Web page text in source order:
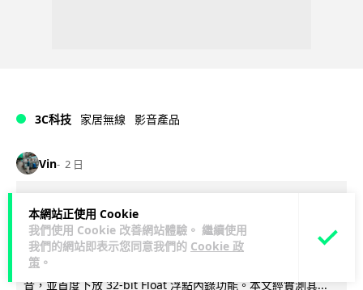
本網站正使用 Cookie
我們使用 Cookie 改善網站體驗。 繼續使用
我們的網站即表示您同意我們的 Cookie 政
策 。
3C科技 家居無線 影音產品
Vin 2 日
DJI Mic Mini 2s 實測 四發一收同步獨
立錄音 32-bit 防爆咪拍片必備
DJI 最新推出的 Mic Mini 2s 無線咪支援「四發一收」分軌錄
音，並首度下放 32-bit Float 浮點內錄功能。本文經實測其...